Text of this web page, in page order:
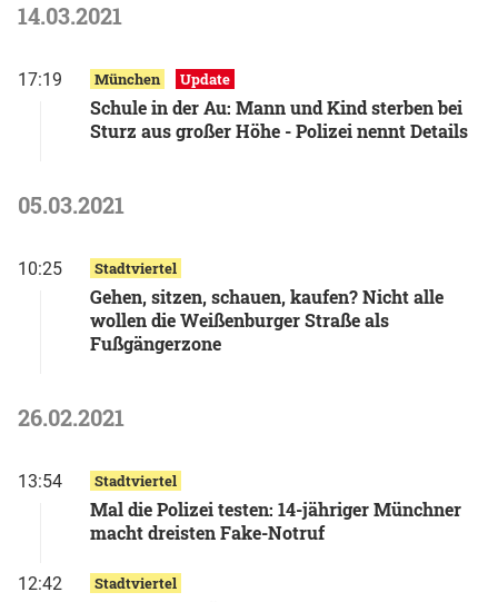
14.03.2021
17:19 München Update
Schule in der Au: Mann und Kind sterben bei
Sturz aus großer Höhe - Polizei nennt Details
05.03.2021
10:25 Stadtviertel
Gehen, sitzen, schauen, kaufen? Nicht alle
wollen die Weißenburger Straße als
Fußgängerzone
26.02.2021
13:54 Stadtviertel
Mal die Polizei testen: 14-jähriger Münchner
macht dreisten Fake-Notruf
12:42 Stadtviertel